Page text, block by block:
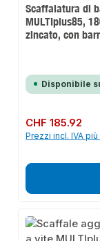
Scaffalatura di
MULTIplus85,
zincato, con
Disponibile
Prezzo normale:
CHF 185.92
Prezzi incl. IVA